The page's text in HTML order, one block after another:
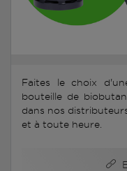
Faites le choix
bouteille de
dans nos
et à toute heure.